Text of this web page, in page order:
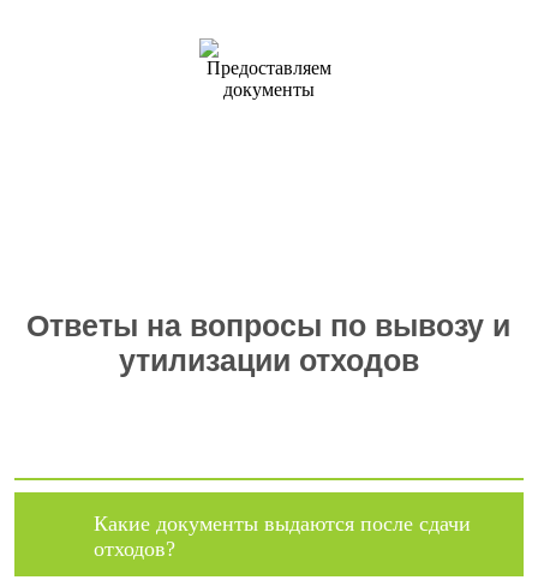
Ответы на вопросы по вывозу и
утилизации отходов
Какие документы выдаются после сдачи
отходов?